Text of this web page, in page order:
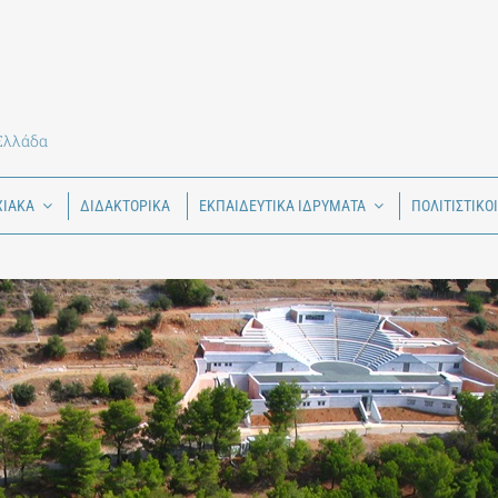
ΔΙΔΑΚΤΟΡΙΚΑ ΕΚΠΑΙΔΕΥΤΙΚΑ ΙΔΡΥΜΑΤΑ